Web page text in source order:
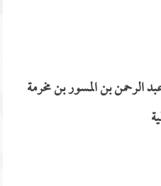
الرحمن بن المسور بن مخرمة